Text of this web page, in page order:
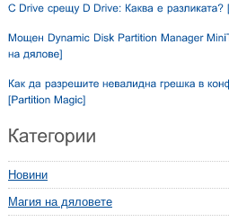
Новини
Магия на дяловете